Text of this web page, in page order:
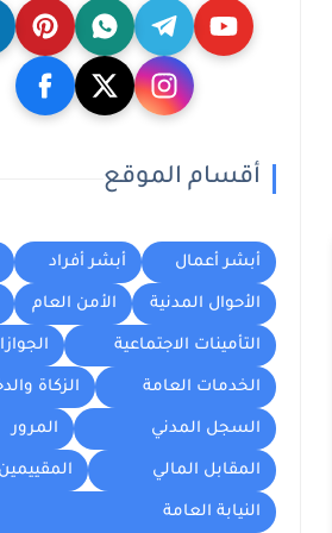
أقسام الموقع
أبشر أعمال أبشر أفراد
الأحوال المدنية الأمن العام
التأمينات الاجتماعية
الخدمات العامة الزكاة
السجل المدني المرور
المقابل المالي المقييمين
النيابة العامة